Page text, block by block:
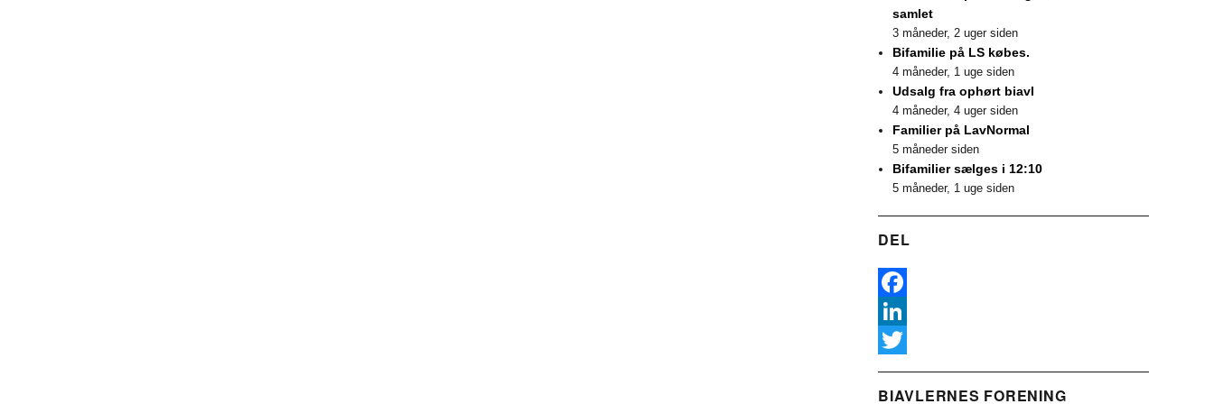
samlet
3 måneder, 2 uger siden
Bifamilie på LS købes.
4 måneder, 1 uge siden
Udsalg fra ophørt biavl
4 måneder, 4 uger siden
Familier på LavNormal
5 måneder siden
Bifamilier sælges i 12:10
5 måneder, 1 uge siden
DEL
F
a
e
L
nw
BIAVLERNES FORENING